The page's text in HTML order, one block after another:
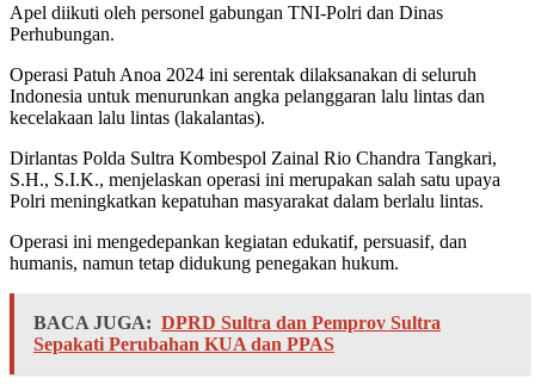
Apel diikuti oleh personel gabungan TNI-Polri dan Dinas
Perhubungan.
Operasi Patuh Anoa 2024 ini serentak dilaksanakan di seluruh
Indonesia untuk menurunkan angka pelanggaran lalu lintas dan
kecelakaan lalu lintas (lakalantas).
Dirlantas Polda Sultra Kombespol Zainal Rio Chandra Tangkari,
S.H., S.I.K., menjelaskan operasi ini merupakan salah satu upaya
Polri meningkatkan kepatuhan masyarakat dalam berlalu lintas.
Operasi ini mengedepankan kegiatan edukatif, persuasif, dan
humanis, namun tetap didukung penegakan hukum.
BACA JUGA: DPRD Sultra dan Pemprov Sultra
Sepakati Perubahan KUA dan PPAS